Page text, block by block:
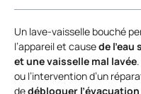
Un lave-vaisselle bouché
l’appareil et causede
et une vaisselle mal lavée
ou l’intervention d’un
dedébloquer